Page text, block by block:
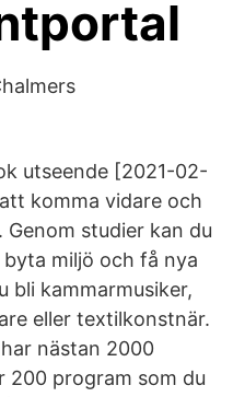
utseende [2021-02-
komma vidare och
studier kan du
miljö och få nya
bli kammarmusiker,
eller textilkonstnär.
nästan 2000
200 program som du